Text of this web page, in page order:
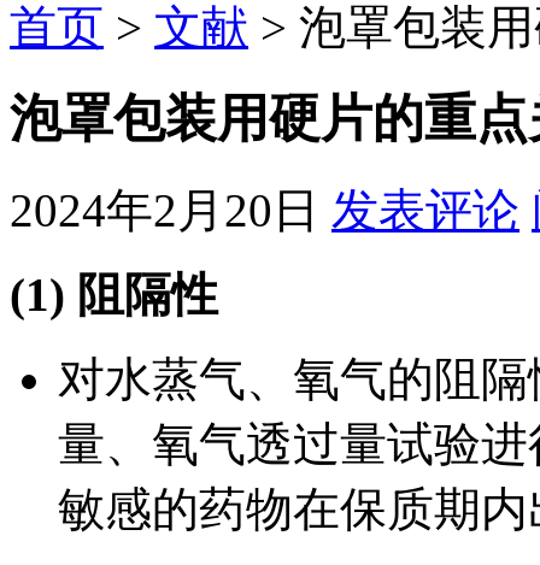
首页 > 文献 > 泡罩包装
泡罩包装用硬片的重
2024年2月20日 发表评论
(1) 阻隔性
对水蒸气、氧气的阻
量、氧气透过量试验
敏感的药物在保质期